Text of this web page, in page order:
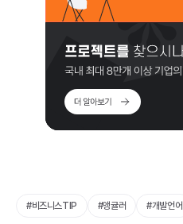
#비즈니스TIP #앵귤러 #개발언어